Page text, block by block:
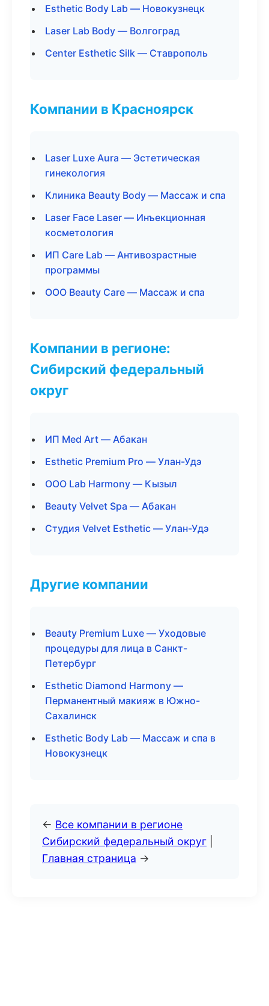
Esthetic Body Lab — Новокузнецк
Laser Lab Body — Волгоград
Center Esthetic Silk — Ставрополь
Компании в Красноярск
Laser Luxe Aura — Эстетическая
гинекология
Клиника Beauty Body — Массаж и спа
Laser Face Laser — Инъекционная
косметология
ИП Care Lab — Антивозрастные
программы
ООО Beauty Care — Массаж и спа
Компании в регионе:
Сибирский федеральный
округ
ИП Med Art — Абакан
Esthetic Premium Pro — Улан-Удэ
ООО Lab Harmony — Кызыл
Beauty Velvet Spa — Абакан
Студия Velvet Esthetic — Улан-Удэ
Другие компании
Beauty Premium Luxe — Уходовые
процедуры для лица в Санкт-
Петербург
Esthetic Diamond Harmony —
Перманентный макияж в Южно-
Сахалинск
Esthetic Body Lab — Массаж и спа в
Новокузнецк
← Все компании в регионе
Сибирский федеральный округ
Главная страница →